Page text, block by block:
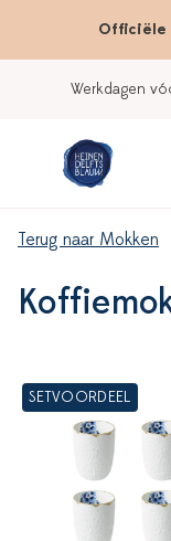
Officiële
Werkdagen
Terug naar Mokken
SETVOORDEEL